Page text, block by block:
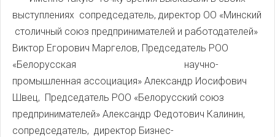
выступлениях сопредседатель, директор ОО «Минский
столичный союз предпринимателей и работодателей»
Виктор Егорович Маргелов, Председатель РОО
«Белорусская научно-
промышленная ассоциация» Александр Иосифович
Швец, Председатель РОО «Белорусский союз
предпринимателей» Александр Федотович Калинин,
сопредседатель, директор Бизнес-